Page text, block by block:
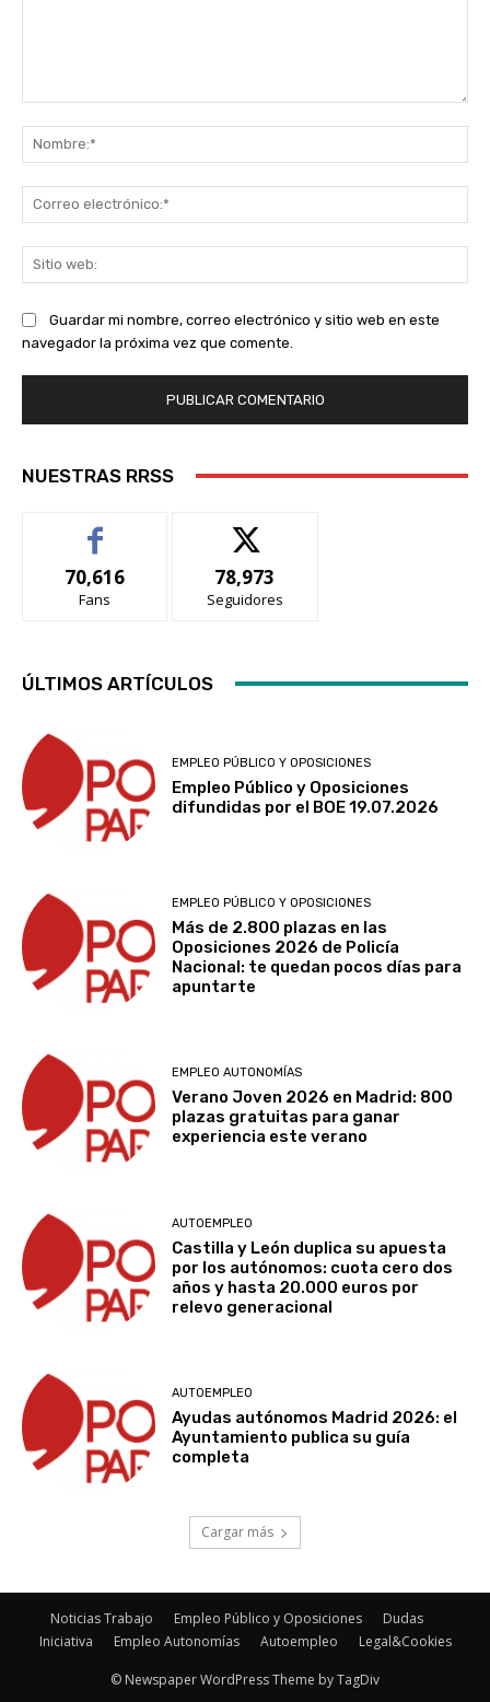
Guardar mi nombre, correo electrónico y sitio web en este
navegador la próxima vez que comente.
NUESTRAS RRSS
70,616
Fans
78,973
Seguidores
ÚLTIMOS ARTÍCULOS
EMPLEO PÚBLICO Y OPOSICIONES
Empleo Público y Oposiciones
difundidas por el BOE 19.07.2026
EMPLEO PÚBLICO Y OPOSICIONES
Más de 2.800 plazas en las
Oposiciones 2026 de Policía
Nacional: te quedan pocos días para
apuntarte
EMPLEO AUTONOMÍAS
Verano Joven 2026 en Madrid: 800
plazas gratuitas para ganar
experiencia este verano
AUTOEMPLEO
Castilla y León duplica su apuesta
por los autónomos: cuota cero dos
años y hasta 20.000 euros por
relevo generacional
AUTOEMPLEO
Ayudas autónomos Madrid 2026: el
Ayuntamiento publica su guía
completa
Cargar más
Noticias Trabajo Empleo Público y Oposiciones
Dudas
Iniciativa
Empleo Autonomías Autoempleo Legal&Cookies
© Newspaper WordPress Theme by TagDiv